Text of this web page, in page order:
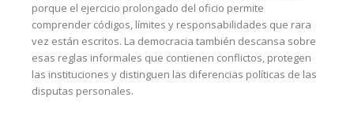
porque el ejercicio prolongado del oficio permite
comprender códigos, límites y responsabilidades que rara
vez están escritos. La democracia también descansa sobre
esas reglas informales que contienen conflictos, protegen
las instituciones y distinguen las diferencias políticas de las
disputas personales.